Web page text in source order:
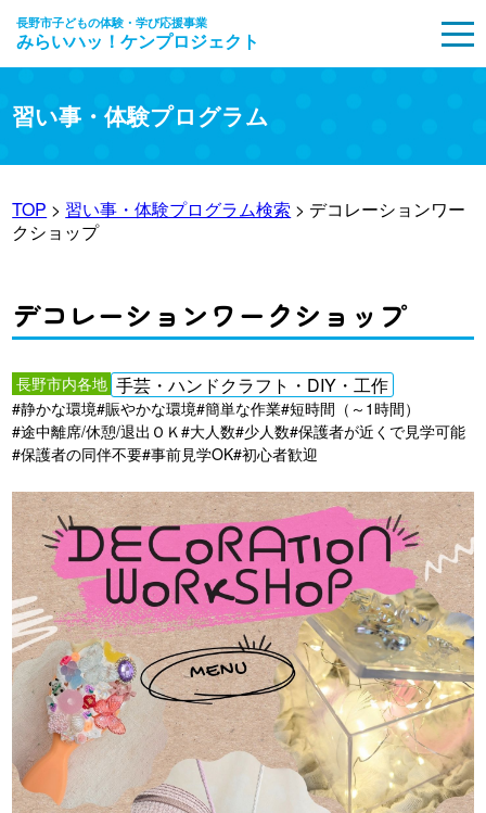
長野市子どもの体験・学び応援事業
みらいハッ！ケンプロジェクト
習い事・体験プログラム
TOP > 習い事・体験プログラム検索 > デコレーションワー
クショップ
デコレーションワークショップ
長野市内各地 手芸・ハンドクラフト・DIY・工作
#静かな環境#賑やかな環境#簡単な作業#短時間（～1時間）
#途中離席/休憩/退出ＯＫ#大人数#少人数#保護者が近くで見学可能
#保護者の同伴不要#事前見学OK#初心者歓迎